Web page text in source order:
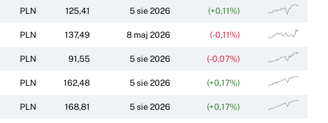
PLN 125,41 5 sie 2026 (+0,11%)
PLN 137,49 8 maj 2026 (-0,11%)
PLN 91,55 5 sie 2026 (-0,07%)
PLN 162,48 5 sie 2026 (+0,17%)
PLN 168,81 5 sie 2026 (+0,17%)